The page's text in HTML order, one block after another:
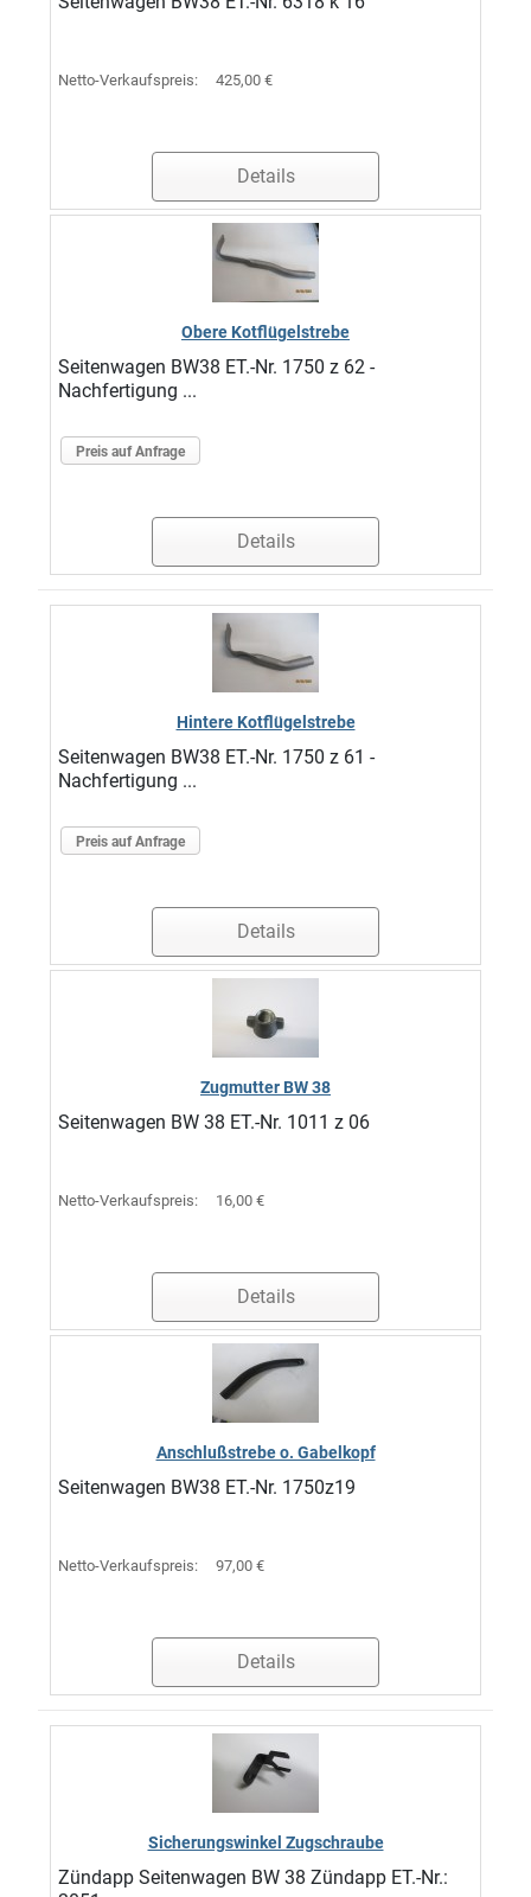
Netto-Verkaufspreis: 425,00 €
Details
Obere Kotflügelstrebe
Seitenwagen BW38 ET.-Nr. 1750 z 62 -
Nachfertigung ...
Preis auf Anfrage
Details
Hintere Kotflügelstrebe
Seitenwagen BW38 ET.-Nr. 1750 z 61 -
Nachfertigung ...
Preis auf Anfrage
Details
Zugmutter BW 38
Seitenwagen BW 38 ET.-Nr. 1011 z 06
Netto-Verkaufspreis: 16,00 €
Details
Anschlußstrebe o. Gabelkopf
Seitenwagen BW38 ET.-Nr. 1750z19
Netto-Verkaufspreis: 97,00 €
Details
Sicherungswinkel Zugschraube
Zündapp Seitenwagen BW 38 Zündapp ET.-Nr.: